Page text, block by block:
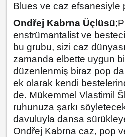
Blues ve caz efsanesiyle
Ondřej Kabrna Üçlüsü;
enstrümantalist ve
bu grubu, sizi caz
zamanda elbette uygun
düzenlenmiş biraz pop
ek olarak kendi
de. Mükemmel Vlastimil
ruhunuza şarkı
davuluyla dansa
Ondřej Kabrna caz, pop